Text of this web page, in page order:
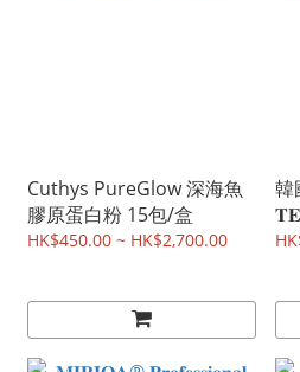
Cuthys PureGlow 深海魚
膠原蛋白粉 15包/盒
HK$450.00 ~ HK$2,700.00
韓
豆